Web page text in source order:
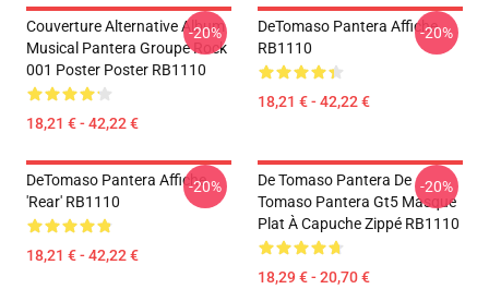
Couverture Alternative Album
Musical Pantera Groupe Rock
001 Poster Poster RB1110
18,21 € - 42,22 €
-20%
DeTomaso Pantera Affiche
RB1110
18,21 € - 42,22 €
-20%
DeTomaso Pantera Affiche
'Rear' RB1110
18,21 € - 42,22 €
-20%
De Tomaso Pantera De
Tomaso Pantera Gt5 Masque
Plat À Capuche Zippé RB1110
18,29 € - 20,70 €
-20%